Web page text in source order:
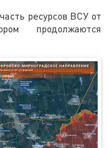
ресурсов ВСУ от
продолжаются